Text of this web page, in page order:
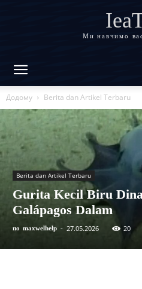
Ми навчимо
Додому Berita dan Artikel Terbaru
Berita dan Artikel Terbaru
Gurita Kecil Biru
Galápagos Dalam
по maxwelhelp - 27.05.2026 20